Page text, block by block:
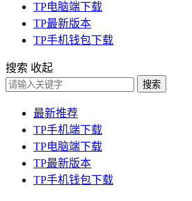
TP电脑端下载
TP最新版本
TP手机钱包下载
搜索 收起
搜索
最新推荐
TP手机端下载
TP电脑端下载
TP最新版本
TP手机钱包下载